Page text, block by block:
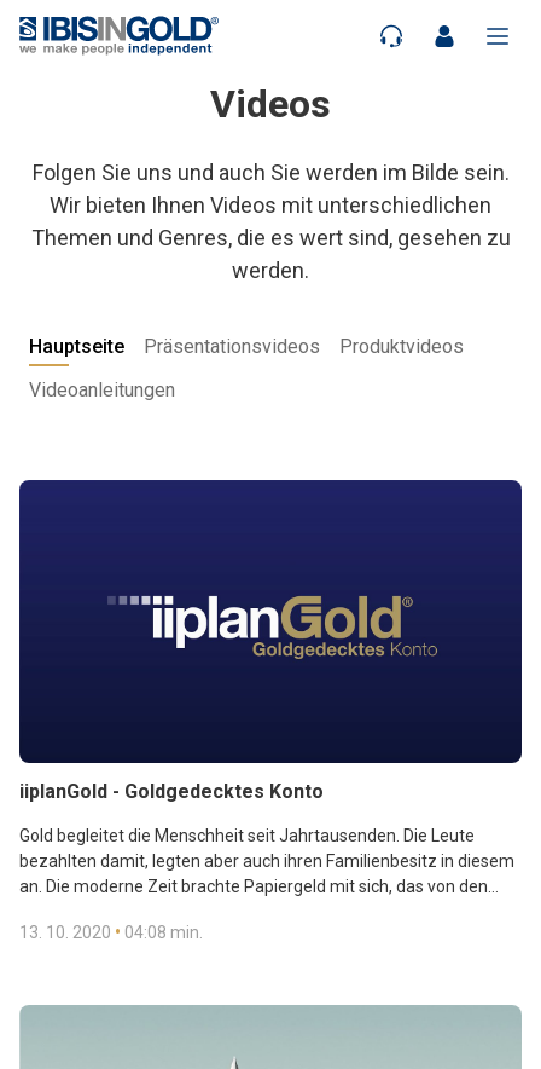
Videos
Folgen Sie uns und auch Sie werden im Bilde sein.
Wir bieten Ihnen Videos mit unterschiedlichen
Themen und Genres, die es wert sind, gesehen zu
werden.
Hauptseite Präsentationsvideos
Produktvideos
Videoanleitungen
iiplanGold - Goldgedecktes Konto
Gold begleitet die Menschheit seit Jahrtausenden. Die Leute
bezahlten damit, legten aber auch ihren Familienbesitz in diesem
an. Die moderne Zeit brachte Papiergeld mit sich, das von den
und verliert ständig seinen Wert. Sie können dies verhindern,
13. 10. 2020 • 04:08 min.